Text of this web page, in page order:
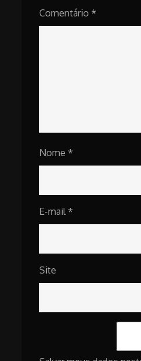
Comentário *
Nome *
E-mail *
Site